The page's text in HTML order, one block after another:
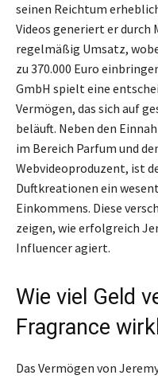
seinen Reichtum
Videos generiert er durch
regelmäßig Umsatz,
zu 370.000 Euro
GmbH spielt eine
Vermögen, das sich auf
beläuft. Neben den
im Bereich Parfum und
Webvideoproduzent, ist
Duftkreationen ein
Einkommens. Diese
zeigen, wie erfolgreich
Influencer agiert.
Wie viel Geld
Fragrance
Das Vermögen von